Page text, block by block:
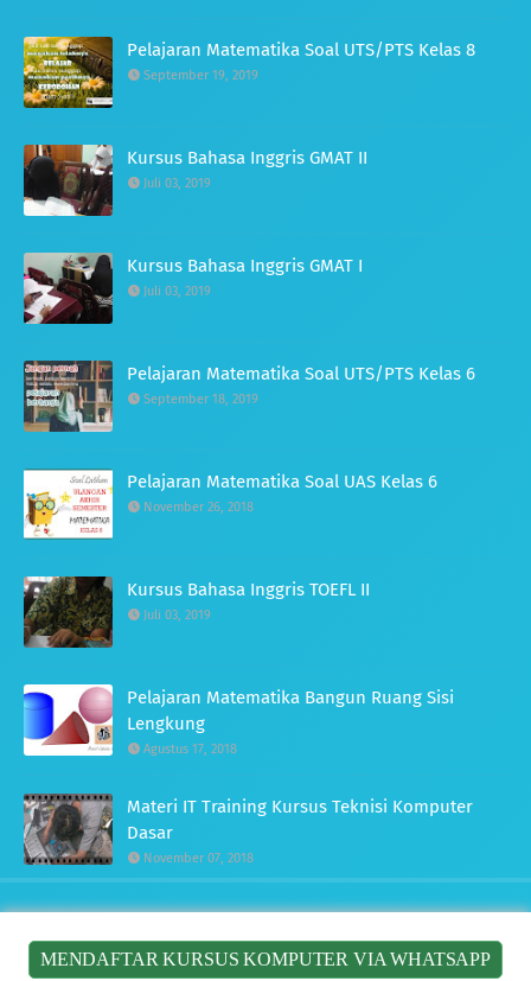
MENDAFTAR KURSUS KOMPUTER VIA WHATSAPP
Pelajaran Matematika Soal UTS/PTS Kelas 8
September 19, 2019
Kursus Bahasa Inggris GMAT II
Juli 03, 2019
Kursus Bahasa Inggris GMAT I
Juli 03, 2019
Pelajaran Matematika Soal UTS/PTS Kelas 6
September 18, 2019
Pelajaran Matematika Soal UAS Kelas 6
November 26, 2018
Kursus Bahasa Inggris TOEFL II
Juli 03, 2019
Pelajaran Matematika Bangun Ruang Sisi
Lengkung
Agustus 17, 2018
Materi IT Training Kursus Teknisi Komputer
Dasar
November 07, 2018
ALJABAR ARITMATIKA GEOMETRI
OPERASI HITUNG
PENGUKURAN
TRIGONOMETRI STATISTIKA
PRIVACY POLICY
RUMAH BELAJAR